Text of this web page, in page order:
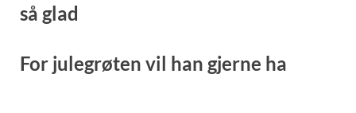
så glad
For julegrøten vil han gjerne ha